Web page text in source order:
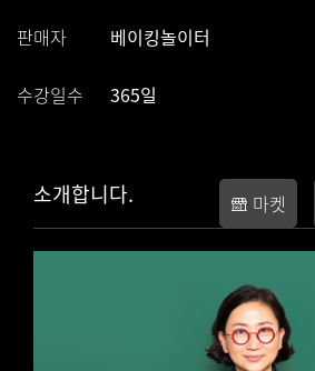
판매자 베이킹놀이터
수강일수 365일
소개합니다. 마켓